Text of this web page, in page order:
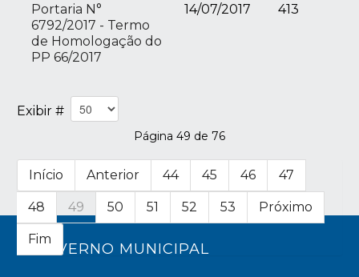
Portaria N°
6792/2017 - Termo
de Homologação do
PP 66/2017
14/07/2017 413
Exibir #
Página 49 de 76
Início Anterior 44 45 46 47
48 49 50 51 52 53 Próximo
Fim
GOVERNO MUNICIPAL